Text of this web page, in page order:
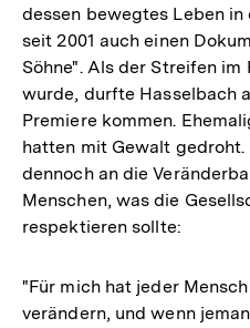
dessen bewegtes Leben
seit 2001 auch einen
Söhne". Als der Streifen
wurde, durfte Hasselbach
Premiere kommen.
hatten mit Gewalt
dennoch an die
Menschen, was die
respektieren sollte:
"Für mich hat jeder
verändern, und wenn